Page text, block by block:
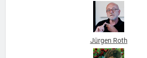
Jürgen Roth